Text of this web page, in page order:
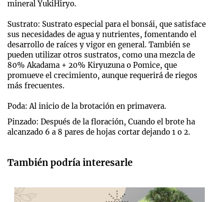
mineral YukiHiryo.
Sustrato: Sustrato especial para el bonsái, que satisface
sus necesidades de agua y nutrientes, fomentando el
desarrollo de raíces y vigor en general. También se
pueden utilizar otros sustratos, como una mezcla de
80% Akadama + 20% Kiryuzuna o Pomice, que
promueve el crecimiento, aunque requerirá de riegos
más frecuentes.
Poda: Al inicio de la brotación en primavera.
Pinzado: Después de la floración, Cuando el brote ha
alcanzado 6 a 8 pares de hojas cortar dejando 1 o 2.
También podría interesarle